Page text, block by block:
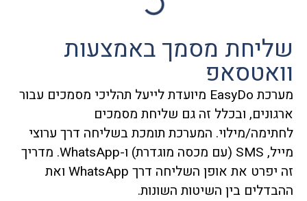
שליחת מסמך באמצעות
וואטסאפ
מערכת EasyDo מיועדת לייעל תהליכי מסמכים עבור
ארגונים, ובכלל זה גם שליחת מסמכים
לחתימה/מילוי. המערכת תומכת בשליחה דרך ערוצי
מייל, SMS (עם מכסה מוגדרת) ו-WhatsApp. מדריך
זה יפרט את אופן השליחה דרך WhatsApp ואת
ההבדלים בין השיטות השונות.